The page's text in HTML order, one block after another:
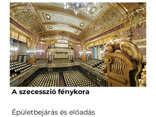
A szecesszió fénykora
Épületbejárás és előadás